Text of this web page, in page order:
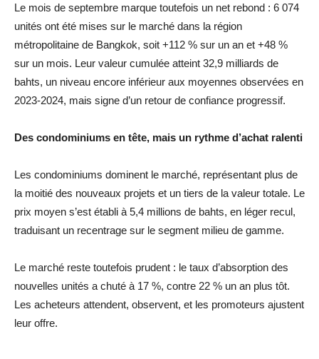
Le mois de septembre marque toutefois un net rebond : 6 074
unités ont été mises sur le marché dans la région
métropolitaine de Bangkok, soit +112 % sur un an et +48 %
sur un mois. Leur valeur cumulée atteint 32,9 milliards de
bahts, un niveau encore inférieur aux moyennes observées en
2023-2024, mais signe d’un retour de confiance progressif.
Des condominiums en tête, mais un rythme d’achat ralenti
Les condominiums dominent le marché, représentant plus de
la moitié des nouveaux projets et un tiers de la valeur totale. Le
prix moyen s’est établi à 5,4 millions de bahts, en léger recul,
traduisant un recentrage sur le segment milieu de gamme.
Le marché reste toutefois prudent : le taux d’absorption des
nouvelles unités a chuté à 17 %, contre 22 % un an plus tôt.
Les acheteurs attendent, observent, et les promoteurs ajustent
leur offre.